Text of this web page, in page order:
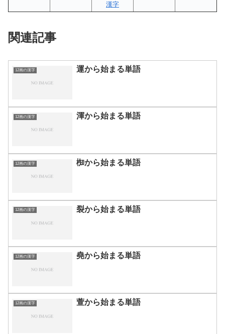
漢字
関連記事
12画の漢字 運から始まる単語
12画の漢字 渾から始まる単語
12画の漢字 椥から始まる単語
12画の漢字 裂から始まる単語
12画の漢字 堯から始まる単語
12画の漢字 萱から始まる単語